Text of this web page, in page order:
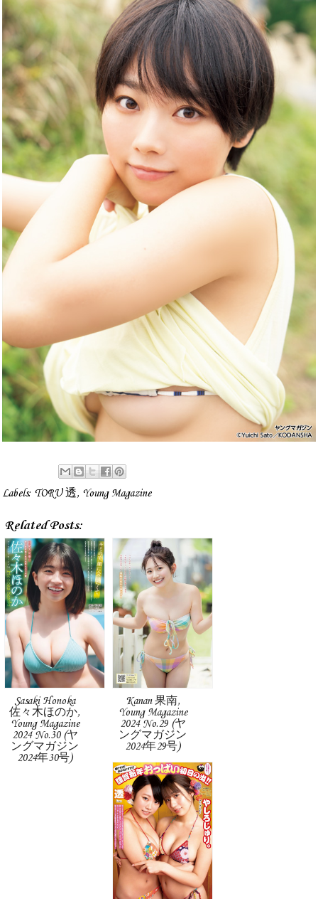
Labels: TORU 透, Young Magazine
Related Posts:
Sasaki Honoka
佐々木ほのか,
Young Magazine
2024 No.30 (ヤ
ングマガジン
2024年30号)
Kanan 果南,
Young Magazine
2024 No.29 (ヤ
ングマガジン
2024年29号)